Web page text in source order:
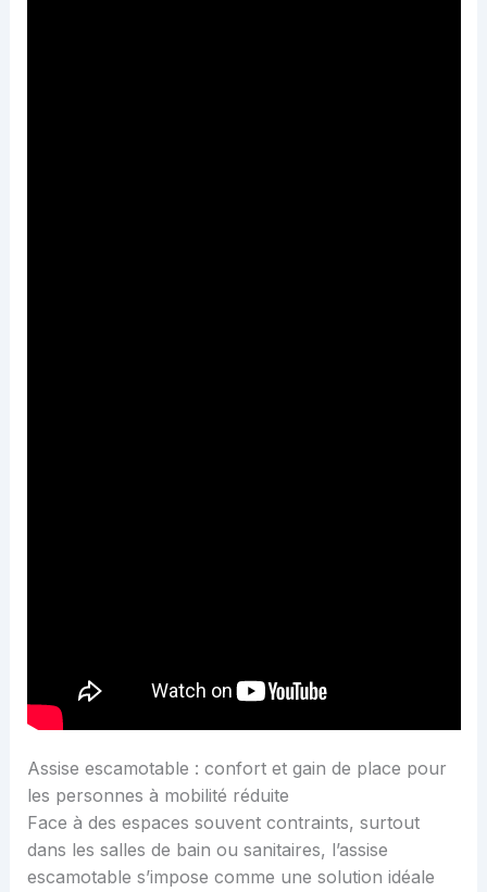
Assise escamotable : confort et gain de place pour
les personnes à mobilité réduite
Face à des espaces souvent contraints, surtout
dans les salles de bain ou sanitaires, l’assise
escamotable s’impose comme une solution idéale